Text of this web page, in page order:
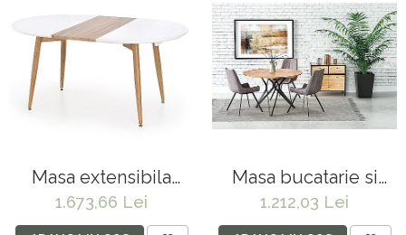
Masa extensibila
living HM Caliber,
1.673,66 Lei
Masa bucatarie si
living HM Pixel 2,
1.212,03 Lei